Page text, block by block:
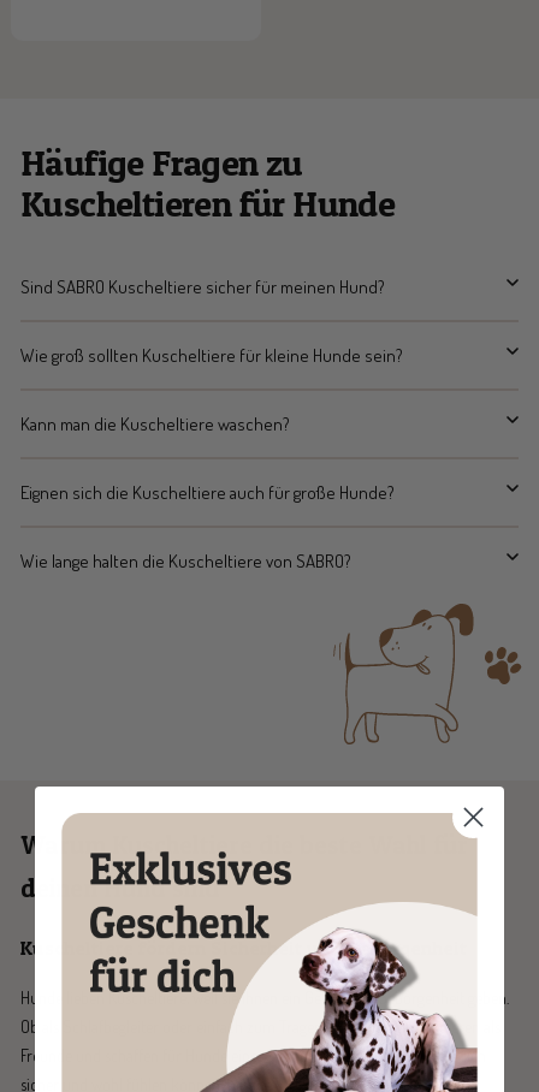
Häufige Fragen zu
Kuscheltieren für Hunde
Sind SABRO Kuscheltiere sicher für meinen Hund?
Wie groß sollten Kuscheltiere für kleine Hunde sein?
Kann man die Kuscheltiere waschen?
Eignen sich die Kuscheltiere auch für große Hunde?
Wie lange halten die Kuscheltiere von SABRO?
Warum Kuscheltiere die beste Wahl für
deinen Hund sind
Kuscheltiere fördern Sicherheit und Geborgenheit
Hunde lieben Kuscheltiere, weil sie ihnen ein Gefühl von Geborgenheit geben.
Ob als Schlafbegleiter oder einfach zum Tragen – Kuscheltiere fungieren als
Freunde und schaffen für Hunde eine vertraute Umgebung, in der sie sich
sicher und wohl fühlen können. Gerade Welpen oder ängstliche Hunde